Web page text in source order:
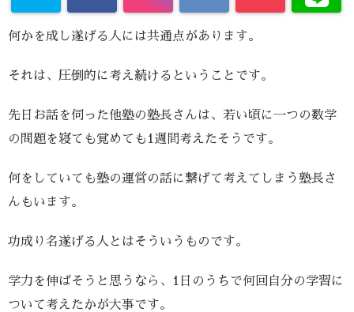
何かを成し遂げる人には共通点があります。
それは、圧倒的に考え続けるということです。
先日お話を伺った他塾の塾長さんは、若い頃に一つの数学
の問題を寝ても覚めても1週間考えたそうです。
何をしていても塾の運営の話に繋げて考えてしまう塾長さ
んもいます。
功成り名遂げる人とはそういうものです。
学力を伸ばそうと思うなら、1日のうちで何回自分の学習に
ついて考えたかが大事です。